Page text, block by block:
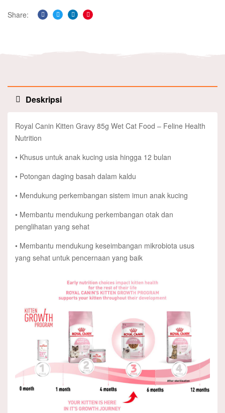
Share:
Facebook
TwitterLinkedinPinterest
Deskripsi
Royal Canin Kitten Gravy 85g Wet Cat Food – Feline Health
Nutrition
• Khusus untuk anak kucing usia hingga 12 bulan
• Potongan daging basah dalam kaldu
• Mendukung perkembangan sistem imun anak kucing
• Membantu mendukung perkembangan otak dan
penglihatan yang sehat
• Membantu mendukung keseimbangan mikrobiota usus
yang sehat untuk pencernaan yang baik